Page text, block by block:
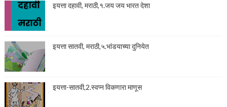
इयत्ता दहावी, मराठी,१.जय जय भारत देशा
इयत्ता सातवी, मराठी,५.भांडयाच्या दुनियेत
इयत्ता-सातवी,2.स्वप्न विकणारा माणूस